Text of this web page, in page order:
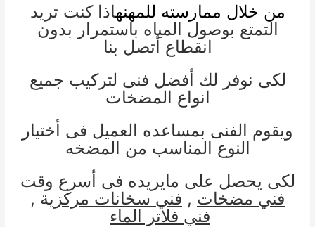
من خلال ممارسته للمهنهاذا كنت تريد
التمتع بوصول المياه باستمرار بدون
انقطاع أتصل بنا
لكى نوفر لك أفضل فنى لتركيب جميع
انواع المضخات
ويقوم الفنى بمساعده العميل فى أختيار
النوع المناسب من المضخه
لكى يحصل على مايريده فى أسرع وقت
فني مضخات , فني سخانات مركز ية ,
فني فلاتر الماء